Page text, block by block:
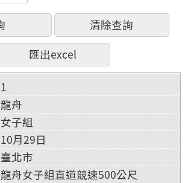
1
龍舟
女子組
10月29日
臺北市
龍舟女子組直道競速500公尺